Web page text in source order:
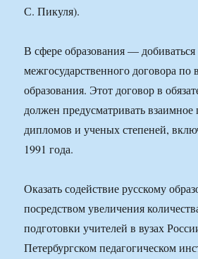
С. Пикуля).
В сфере образования —
межгосударственного договора по
образования. Этот договор в
должен предусматривать взаимное
дипломов и ученых степеней,
1991 года.
Оказать содействие русскому
посредством увеличения
подготовки учителей в вузах
Петербургском педагогическом